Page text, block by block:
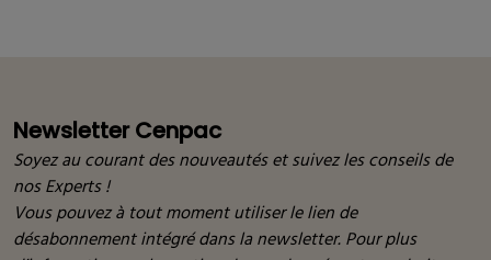
Newsletter Cenpac
Soyez au courant des nouveautés et suivez les conseils de
nos Experts !
Vous pouvez à tout moment utiliser le lien de
désabonnement intégré dans la newsletter. Pour plus